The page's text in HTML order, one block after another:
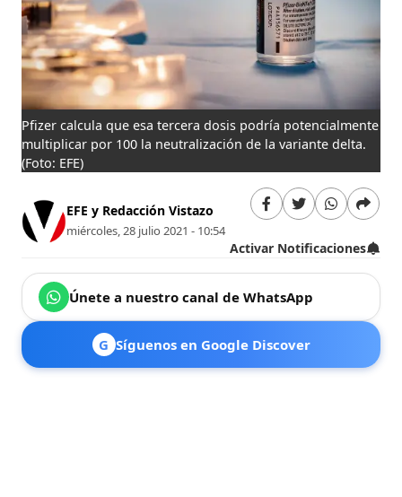
Pfizer calcula que esa tercera dosis podría potencialmente
multiplicar por 100 la neutralización de la variante delta.
(Foto: EFE)
EFE y Redacción Vistazo
miércoles, 28 julio 2021 - 10:54
Activar Notificaciones
Únete a nuestro canal de WhatsApp
G Síguenos en Google Discover